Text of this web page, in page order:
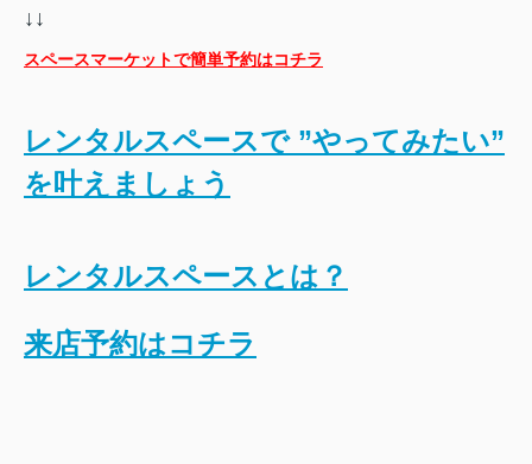
↓↓
スペースマーケットで簡単予約はコチラ
レンタルスペースで ”やってみたい”
を叶えましょう
レンタルスペースとは？
来店予約はコチラ